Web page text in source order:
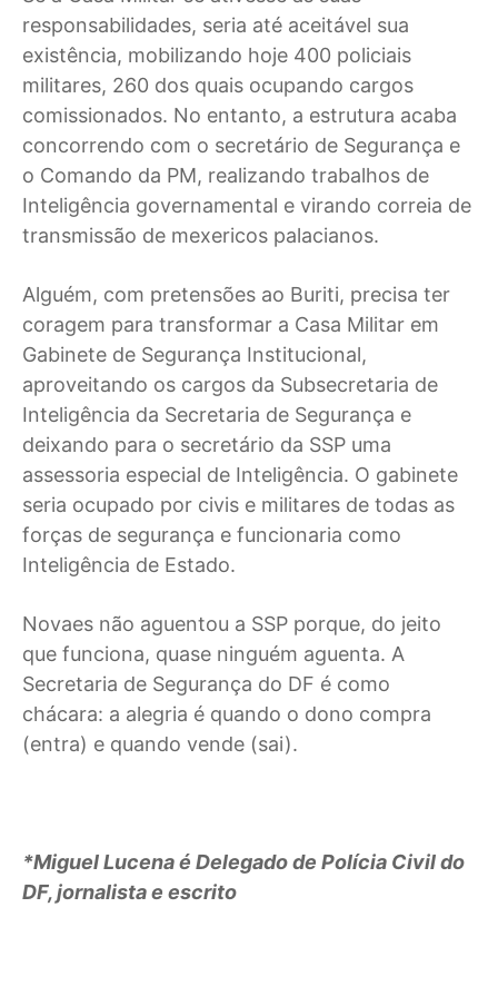
responsabilidades, seria até aceitável sua
existência, mobilizando hoje 400 policiais
militares, 260 dos quais ocupando cargos
comissionados. No entanto, a estrutura acaba
concorrendo com o secretário de Segurança e
o Comando da PM, realizando trabalhos de
Inteligência governamental e virando correia de
transmissão de mexericos palacianos.
Alguém, com pretensões ao Buriti, precisa ter
coragem para transformar a Casa Militar em
Gabinete de Segurança Institucional,
aproveitando os cargos da Subsecretaria de
Inteligência da Secretaria de Segurança e
deixando para o secretário da SSP uma
assessoria especial de Inteligência. O gabinete
seria ocupado por civis e militares de todas as
forças de segurança e funcionaria como
Inteligência de Estado.
Novaes não aguentou a SSP porque, do jeito
que funciona, quase ninguém aguenta. A
Secretaria de Segurança do DF é como
chácara: a alegria é quando o dono compra
(entra) e quando vende (sai).
*Miguel Lucena é Delegado de Polícia Civil do
DF, jornalista e escrito